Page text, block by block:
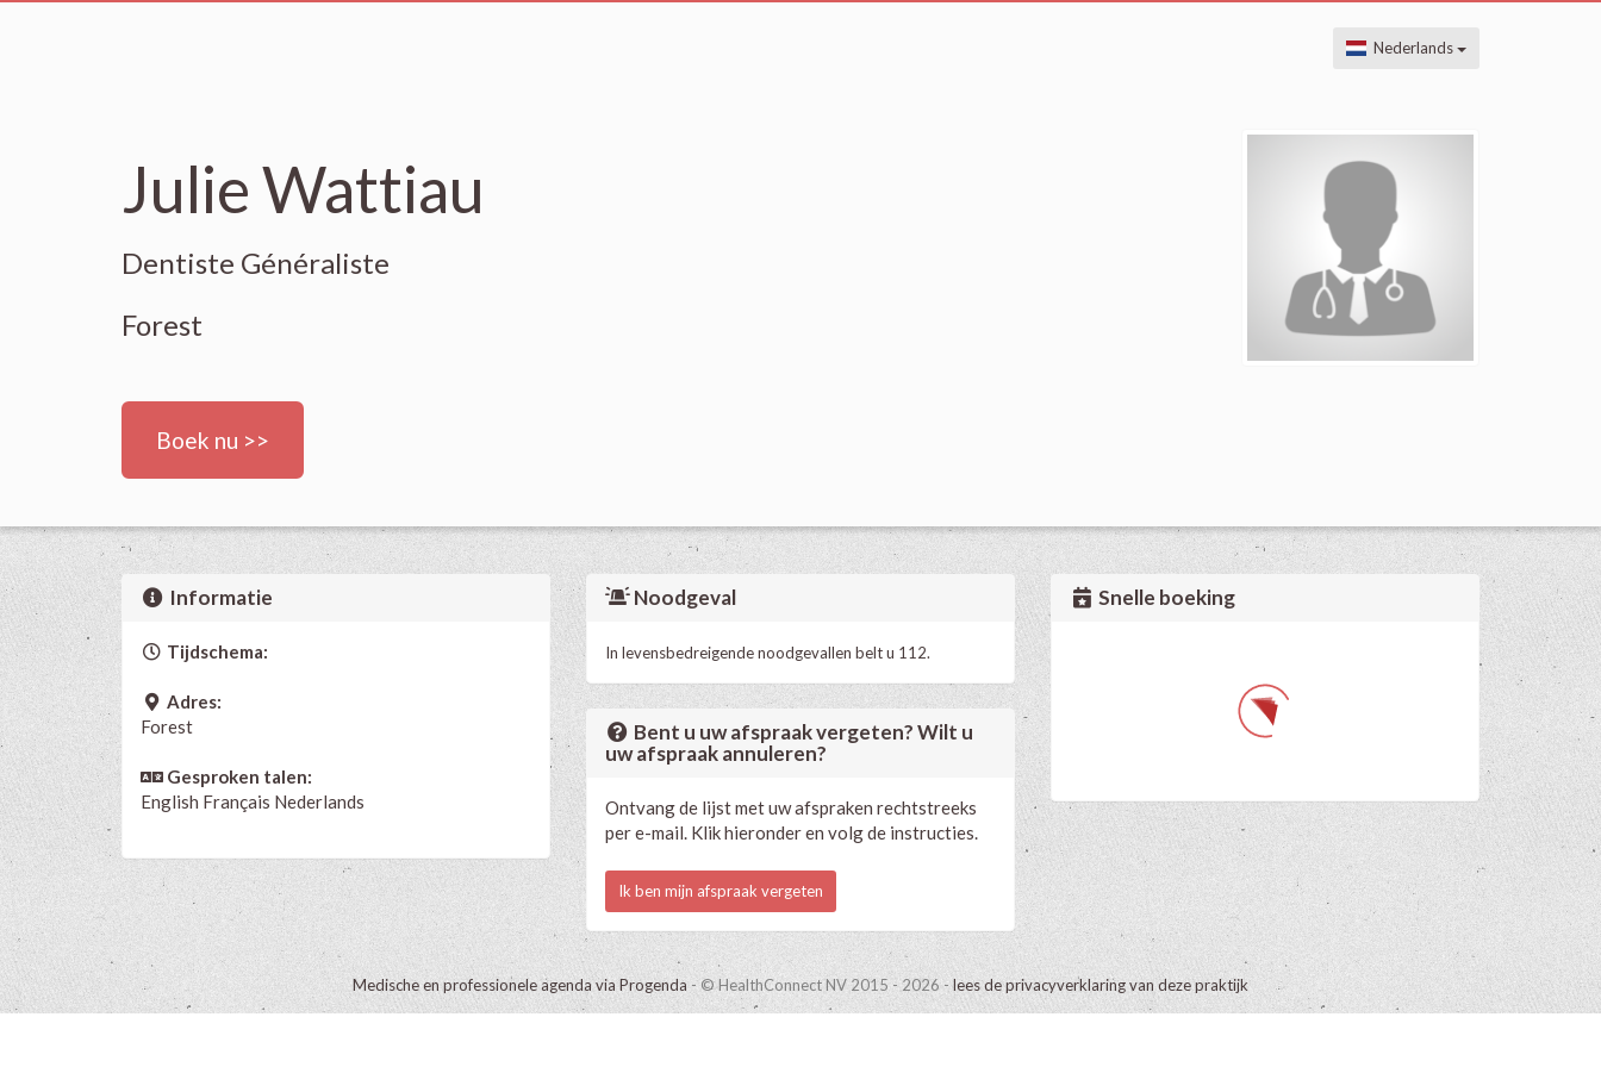
Nederlands
Julie Wattiau
Dentiste Généraliste
Forest
Boek nu >>
Informatie
Tijdschema:
Adres:
Forest
Gesproken talen:
English Français Nederlands
Noodgeval
In levensbedreigende noodgevallen belt u 112.
Bent u uw afspraak vergeten? Wilt u
uw afspraak annuleren?
Ontvang de lijst met uw afspraken rechtstreeks
per e-mail. Klik hieronder en volg de instructies.
Ik ben mijn afspraak vergeten
Snelle boeking
Medische en professionele agenda via Progenda - © HealthConnect NV 2015 - 2026 -lees de privacyverklaring van deze praktijk